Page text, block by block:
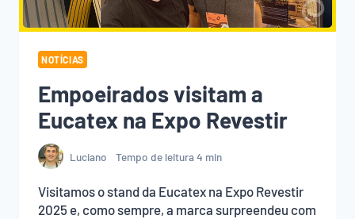
NOTÍCIAS
Empoeirados visitam a
Eucatex na Expo Revestir
Luciano Tempo de leitura4 min
Visitamos o stand da Eucatex na Expo Revestir
2025 e, como sempre, a marca surpreendeu com